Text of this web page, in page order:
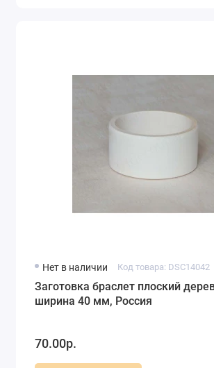
Нет в наличии Код товара: DSC14042
Заготовка браслет плоский
ширина 40 мм, Россия
70.00р.